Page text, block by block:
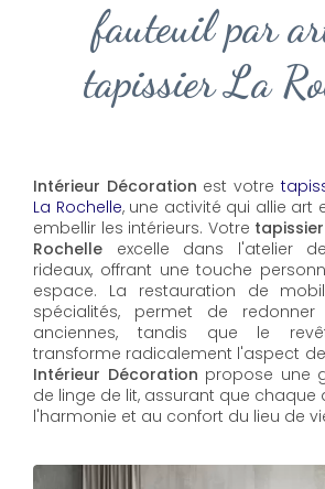
fauteuil par
tapissier La
Intérieur Décoration est votre
La Rochelle, une activité qui allie art
embellir les intérieurs. Votre
Rochelle excelle dans l'atelier
rideaux, offrant une touche
espace. La restauration de
spécialités, permet de
anciennes, tandis que le
transforme radicalement l'aspect
Intérieur Décoration propose une
de linge de lit, assurant que chaque
l'harmonie et au confort du lieu de